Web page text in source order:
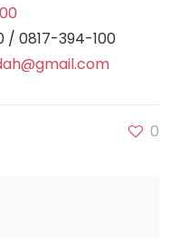
/ 0817-394-100
0